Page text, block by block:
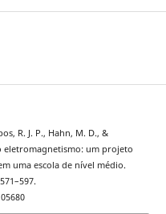
R. J. P., Hahn, M. D., &
eletromagnetismo: um projeto
uma escola de nível médio.